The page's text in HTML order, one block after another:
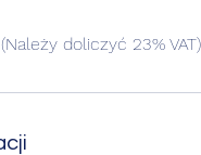
doliczyć 23% VAT)